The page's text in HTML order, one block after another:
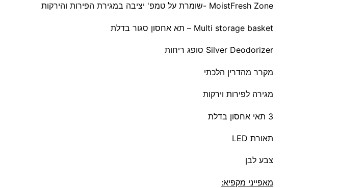
MoistFresh Zone -שומרת על טמפ' יציבה במגירת הפירות והירקות
Multi storage basket – תא אחסון סגור בדלת
Silver Deodorizer סופג ריחות
מקרר מהדרין הלכתי
מגירה לפירות וירקות
3 תאי אחסון בדלת
תאורת LED
צבע לבן
מאפייני מקפיא: